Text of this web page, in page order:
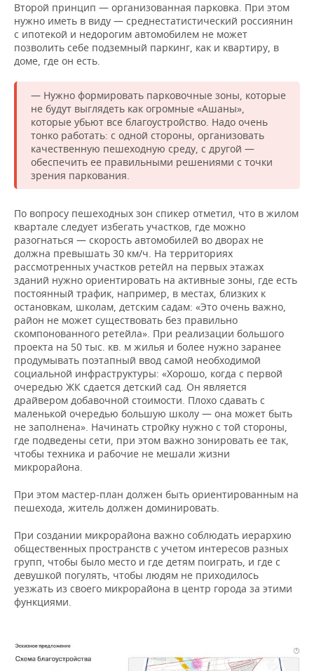
Второй принцип — организованная парковка. При этом
нужно иметь в виду — среднестатистический россиянин
с ипотекой и недорогим автомобилем не может
позволить себе подземный паркинг, как и квартиру, в
доме, где он есть.
— Нужно формировать парковочные зоны, которые
не будут выглядеть как огромные «Ашаны»,
которые убьют все благоустройство. Надо очень
тонко работать: с одной стороны, организовать
качественную пешеходную среду, с другой —
обеспечить ее правильными решениями с точки
зрения паркования.
По вопросу пешеходных зон спикер отметил, что в жилом
квартале следует избегать участков, где можно
разогнаться — скорость автомобилей во дворах не
должна превышать 30 км/ч. На территориях
рассмотренных участков ретейл на первых этажах
зданий нужно ориентировать на активные зоны, где есть
постоянный трафик, например, в местах, близких к
остановкам, школам, детским садам: «Это очень важно,
район не может существовать без правильно
скомпонованного ретейла». При реализации большого
проекта на 50 тыс. кв. м жилья и более нужно заранее
продумывать поэтапный ввод самой необходимой
социальной инфраструктуры: «Хорошо, когда с первой
очередью ЖК сдается детский сад. Он является
драйвером добавочной стоимости. Плохо сдавать с
маленькой очередью большую школу — она может быть
не заполнена». Начинать стройку нужно с той стороны,
где подведены сети, при этом важно зонировать ее так,
чтобы техника и рабочие не мешали жизни
микрорайона.
При этом мастер-план должен быть ориентированным на
пешехода, житель должен доминировать.
При создании микрорайона важно соблюдать иерархию
общественных пространств с учетом интересов разных
групп, чтобы было место и где детям поиграть, и где с
девушкой погулять, чтобы людям не приходилось
уезжать из своего микрорайона в центр города за этими
функциями.